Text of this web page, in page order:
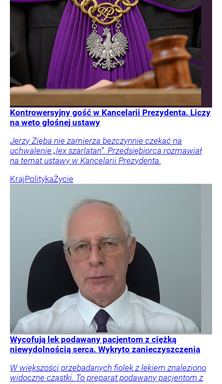
Kontrowersyjny gość w Kancelarii Prezydenta. Liczy
na weto głośnej ustawy
Jerzy Zięba nie zamierza bezczynnie czekać na
uchwalenie „lex szarlatan”. Przedsiębiorca rozmawiał
na temat ustawy w Kancelarii Prezydenta.
KrajPolitykaŻycie
Wycofują lek podawany pacjentom z ciężką
niewydolnością serca. Wykryto zanieczyszczenia
W większości przebadanych fiolek z lekiem znaleziono
widoczne cząstki. To preparat podawany pacjentom z